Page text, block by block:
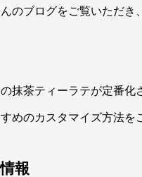
のブログをご覧いただ
抹茶ティーラテが定番化
めのカスタマイズ方法を
報